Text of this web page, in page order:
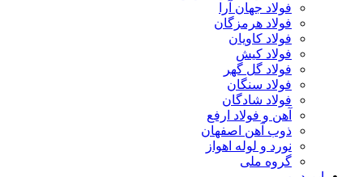
فولاد جهان آرا
فولاد هرمزگان
فولاد کاویان
فولاد کیش
فولاد گل گهر
فولاد سنگان
فولاد شادگان
آهن و فولاد ارفع
ذوب آهن اصفهان
نورد و لوله اهواز
گروه ملی